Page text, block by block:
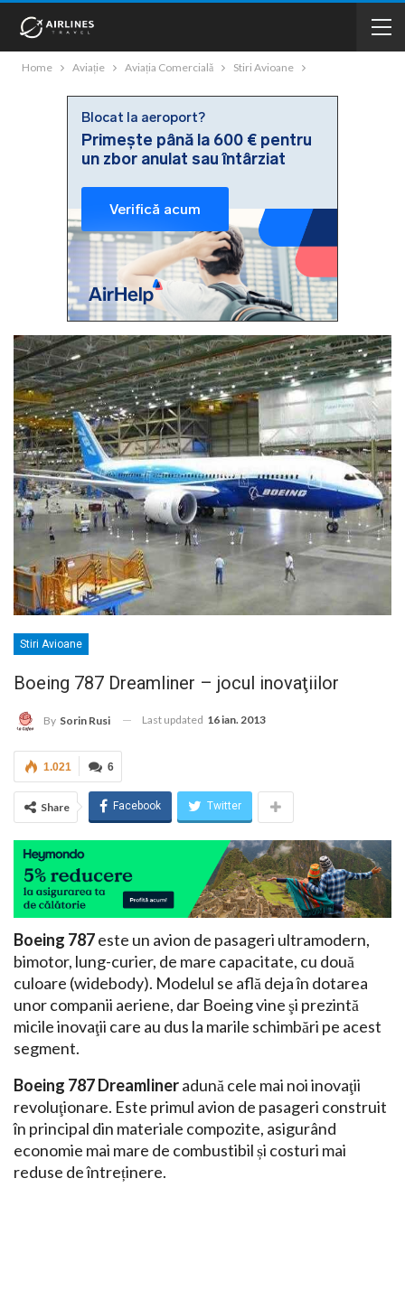
Home Aviație Aviația Comercială Stiri Avioane
Stiri Avioane
Boeing 787 Dreamliner – jocul inovaţiilor
By Sorin Rusi Last updated 16 ian. 2013
6
1.021
Share Facebook Twitter
Boeing 787este un avion de pasageri ultramodern,
bimotor, lung-curier, de mare capacitate, cu două
culoare (widebody). Modelul se află deja în dotarea
unor companii aeriene, dar Boeing vine şi prezintă
micile inovaţii care au dus la marile schimbări pe acest
segment.
Boeing 787 Dreamlineradună cele mai noi inovaţii
revoluţionare. Este primul avion de pasageri construit
în principal din materiale compozite, asigurând
economie mai mare de combustibil și costuri mai
reduse de întreținere.